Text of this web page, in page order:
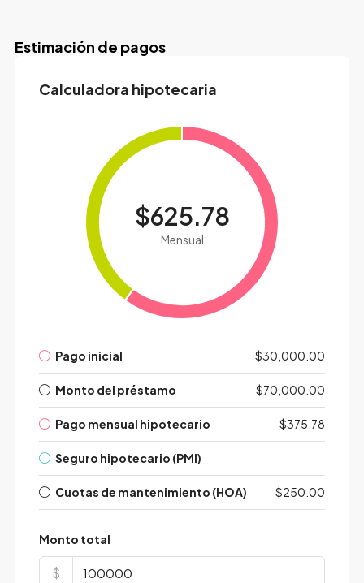
Estimación de pagos
Calculadora hipotecaria
$625.78
Mensual
Pago inicial $30,000.00
Monto del préstamo $70,000.00
Pago mensual hipotecario $375.78
Seguro hipotecario (PMI)
Cuotas de mantenimiento (HOA) $250.00
Monto total
$